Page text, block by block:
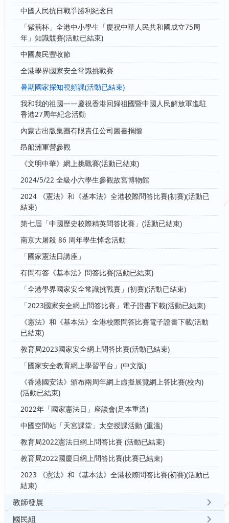
中國人民抗日戰爭勝利紀念日
「紫荊杯」全港中小學生「慶祝中華人民共和國成立75周
年」知識競賽(活動已結束)
中國農民豐收節
全港學界國家安全常識挑戰賽
暑期國家探知視頻課(活動已結束)
我和我的祖國——慶祝香港回歸祖國暨中國人民解放軍進駐
香港27周年紀念活動
內蒙古出版集團有限責任公司圖書捐贈
昂船洲軍營參觀
《文明中華》網上挑戰賽(活動已結束)
2024/5/22 全級小六學生參觀故宮博物館
2024 《憲法》和《基本法》全港校際問答比賽(初賽)(活動已
結束)
第七屆「中國歷史校際精英問答比賽」(活動已結束)
南京大屠殺 86 周年學生悼念活動
「國家憲法日講座」
有問有答《基本法》問答比賽(活動已結束)
「全港學界國家安全常識挑戰賽」(初賽)(活動已結束)
「2023國家安全網上問答比賽」電子證書下載(活動已結束)
《憲法》和《基本法》全港校際問答比賽電子證書下載(活動
已結束)
教育局2023國家安全網上問答比賽(活動已結束)
「國家安全教育網上學習平台」(中文版)
《香港國安法》頒布兩周年網上虛擬展覽網上答比賽(校內)
(活動已結束)
2022年「國家憲法日」座談會(足本重溫)
中國空間站「天宮課堂」太空授課活動 (重溫)
教育局2022憲法日網上問答比賽 (活動已結束)
教育局2022國慶日網上問答比賽(比賽已結束)
2023 《憲法》和《基本法》全港校際問答比賽(初賽)(活動已
結束)
教師發展
國民組